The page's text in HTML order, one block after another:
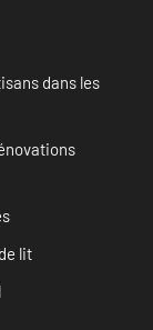
dans les
lit